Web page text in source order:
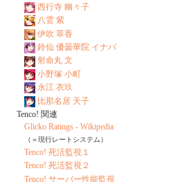
西行寺 幽々子
八雲 紫
伊吹 萃香
鈴仙 優曇華院 イナバ
射命丸 文
小野塚 小町
永江 衣玖
比那名居 天子
Tenco! 関連
Glicko Ratings - Wikipedia
（＝現行レートシステム）
Tenco! 死活監視１
Tenco! 死活監視２
Tenco! サーバー性能監視